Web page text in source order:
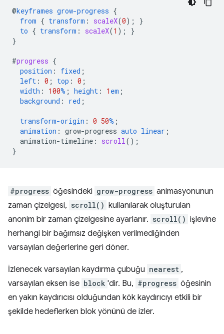
@keyframes grow-progress {
from { transform : scaleX(0);
}
to { transform : scaleX(1 );
}
}
#progress {
position : fixed ;
left : 0 ; top : 0 ;
width : 100% ; height : 1 em ;
background : red ;
transform-origin : 0 50% ;
animation : grow-progress auto linear ;
animation-timeline : scroll();
}
#progress öğesindeki grow-progress animasyonunun
zaman çizelgesi, scroll() kullanılarak oluşturulan
anonim bir zaman çizelgesine ayarlanır. scroll() işlevine
herhangi bir bağımsız değişken verilmediğinden
varsayılan değerlerine geri döner.
İzlenecek varsayılan kaydırma çubuğu nearest ,
varsayılan eksen ise block 'dir. Bu, #progress öğesinin
en yakın kaydırıcısı olduğundan kök kaydırıcıyı etkili bir
şekilde hedeflerken blok yönünü de izler.